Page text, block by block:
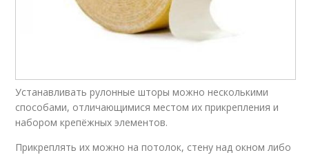
Устанавливать рулонные шторы можно несколькими
способами, отличающимися местом их прикрепления и
набором крепёжных элементов.
Прикреплять их можно на потолок, стену над окном либо